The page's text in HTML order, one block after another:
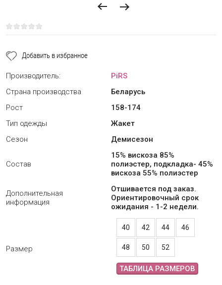
Добавить в избранное
Производитель:
PiRS
Страна производства
Беларусь
Рост
158-174
Тип одежды
Жакет
Сезон
Демисезон
Состав
15% вискоза 85%
полиэстер, подкладка- 45%
вискоза 55% полиэстер
Дополнительная
информация
Отшивается под заказ.
Ориентировочный срок
ожидания - 1-2 недели.
Размер
40 42 44 46
48 50 52
ТАБЛИЦА РАЗМЕРОВ